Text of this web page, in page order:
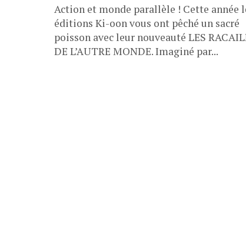
Action et monde parallèle ! Cette année
éditions Ki-oon vous ont pêché un sacré
poisson avec leur nouveauté LES
DE L’AUTRE MONDE. Imaginé par...